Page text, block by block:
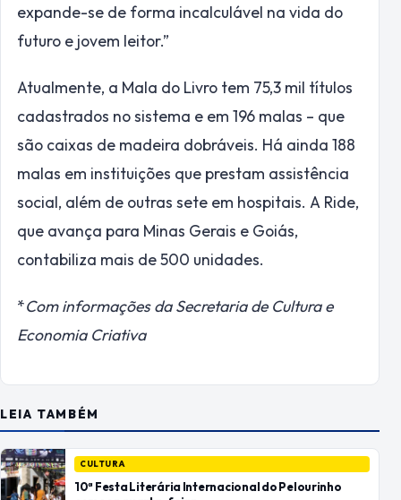
expande-se de forma incalculável na vida do
futuro e jovem leitor.”
Atualmente, a Mala do Livro tem 75,3 mil títulos
cadastrados no sistema e em 196 malas – que
são caixas de madeira dobráveis. Há ainda 188
malas em instituições que prestam assistência
social, além de outras sete em hospitais. A Ride,
que avança para Minas Gerais e Goiás,
contabiliza mais de 500 unidades.
*Com informações da Secretaria de Cultura e
Economia Criativa
LEIA TAMBÉM
CULTURA
10ª Festa Literária Internacional do Pelourinho